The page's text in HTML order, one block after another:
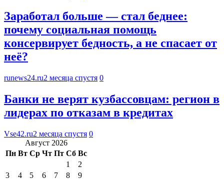
Заработал больше — стал беднее:
почему социальная помощь
консервирует бедность, а не спасает от
неё?
runews24.ru2 месяца спустя 0
Банки не верят кузбассовцам: регион в
лидерах по отказам в кредитах
Vse42.ru2 месяца спустя 0
Август 2026
Пн Вт Ср Чт Пт Сб Вс
1
2
3
4 5 6 7 8
9